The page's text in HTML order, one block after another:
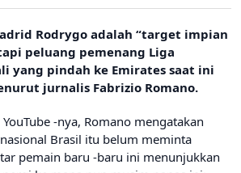
Rodrygo adalah “target impian
peluang pemenang Liga
yang pindah ke Emirates saat ini
jurnalis Fabrizio Romano.
-nya, Romano mengatakan
Brasil itu belum meminta
pemain baru -baru ini menunjukkan